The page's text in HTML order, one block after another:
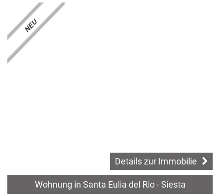
Details zur Immobilie
Wohnung in Santa Eulia del Rio - Siesta